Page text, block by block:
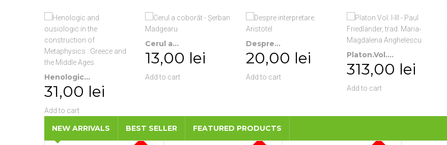
Henologic...
31,00 lei
Add to cart
Cerul a...
13,00 lei
Add to cart
Despre...
20,00 lei
Add to cart
Platon.Vol....
313,00 lei
Add to cart
NEW ARRIVALS BEST SELLER FEATURED PRODUCTS